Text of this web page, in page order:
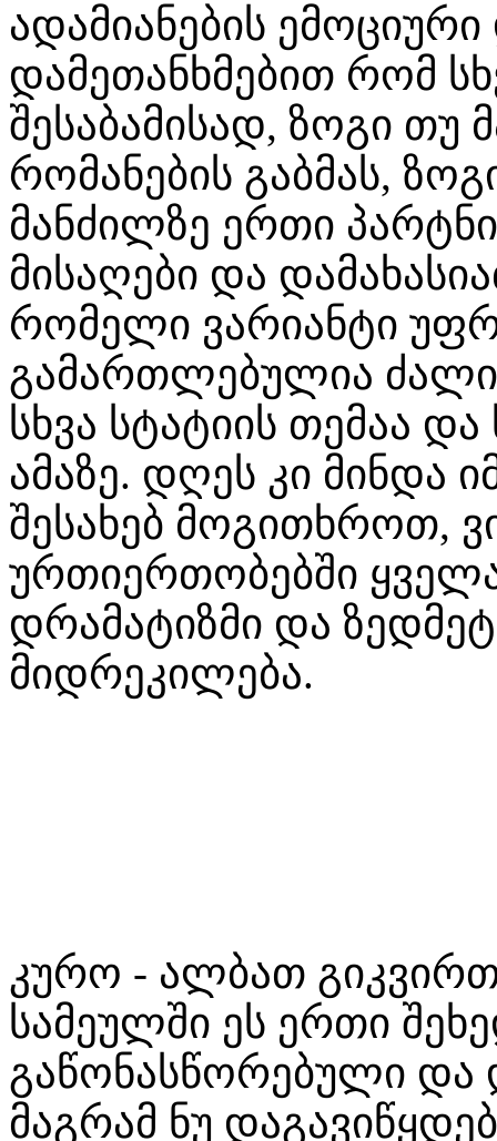
ადამიანების
დამეთანხმებით რომ
შესაბამისად, ზოგი თუ
რომანების გაბმას,
მანძილზე ერთი
მისაღები და
რომელი ვარიანტი
გამართლებულია
სხვა სტატიის თემაა
ამაზე. დღეს კი მინდა
შესახებ მოგითხროთ,
ურთიერთობებში
დრამატიზმი და
მიდრეკილება.
კურო - ალბათ
სამეულში ეს ერთი
გაწონასწორებული და
მაგრამ ნუ